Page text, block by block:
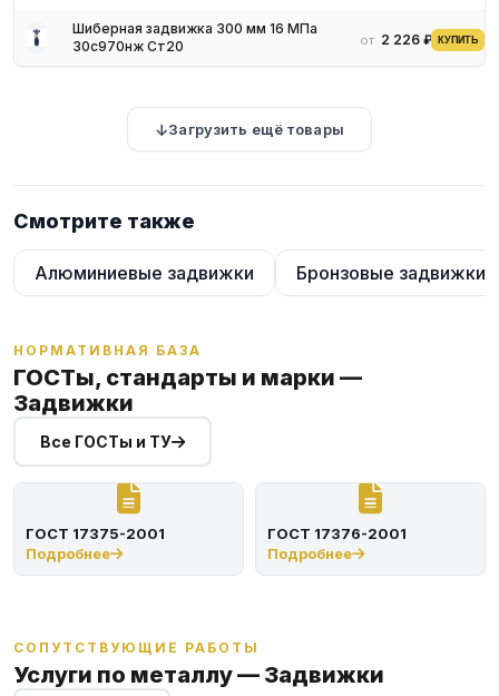
Шиберная задвижка 300 мм 16 МПа
30с970нж Ст20
от 2 226 ₽ КУПИТЬ
Загрузить ещё товары
Смотрите также
Алюминиевые задвижки Бронзовые задвижки
НОРМАТИВНАЯ БАЗА
ГОСТы, стандарты и марки —
Задвижки
Все ГОСТы и ТУ
ГОСТ 17375-2001
Подробнее
ГОСТ 17376-2001
Подробнее
СОПУТСТВУЮЩИЕ РАБОТЫ
Услуги по металлу — Задвижки